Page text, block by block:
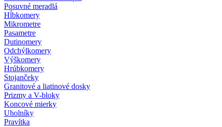
Posuvné meradlá
Hĺbkomery
Mikrometre
Pasametre
Dutinomery
Odchýlkomery
Výškomery
Hrúbkomery
Stojančeky
Granitové a liatinové dosky
Prizmy a V-bloky
Koncové mierky
Uholníky
Pravítka